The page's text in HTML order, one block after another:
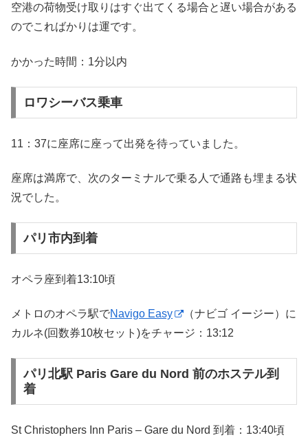
空港の荷物受け取りはすぐ出てくる場合と遅い場合がある
のでこればかりは運です。
かかった時間：1分以内
ロワシーバス乗車
11：37に座席に座って出発を待っていました。
座席は満席で、次のターミナルで乗る人で通路も埋まる状
況でした。
パリ市内到着
オペラ座到着13:10頃
メトロのオペラ駅でNavigo Easy
（ナビゴ イージー）に
カルネ(回数券10枚セット)をチャージ：13:12
パリ北駅 Paris Gare du Nord 前のホステル到
着
St Christophers Inn Paris – Gare du Nord 到着：13:40頃